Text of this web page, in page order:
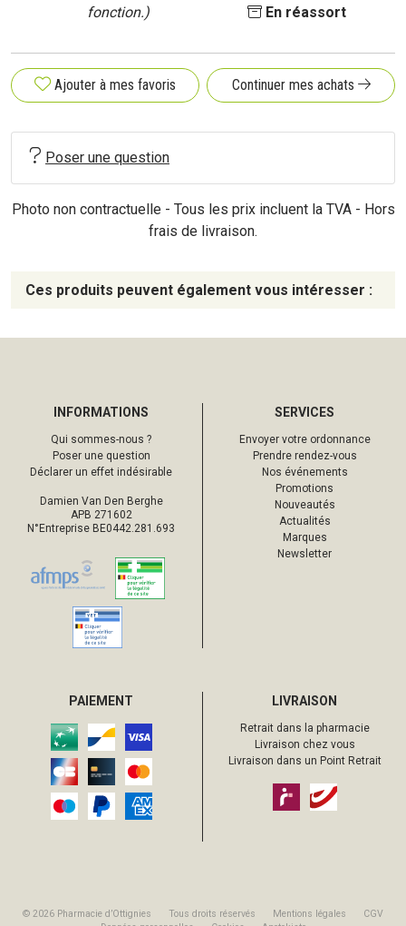
fonction.)
En réassort
Ajouter à mes favoris Continuer mes achats
Poser une question
Photo non contractuelle - Tous les prix incluent la TVA - Hors
frais de livraison.
Ces produits peuvent également vous intéresser :
INFORMATIONS
Qui sommes-nous ?
Poser une question
Déclarer un effet indésirable
Damien Van Den Berghe
APB 271602
N°Entreprise BE0442.281.693
SERVICES
Envoyer votre ordonnance
Prendre rendez-vous
Nos événements
Promotions
Nouveautés
Actualités
Marques
Newsletter
PAIEMENT LIVRAISON
Retrait dans la pharmacie
Livraison chez vous
Livraison dans un Point Retrait
© 2026 Pharmacie d’Ottignies Tous droits réservés Mentions légales
CGV